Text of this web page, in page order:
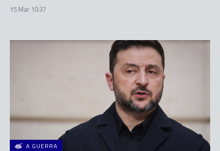
15 Mar 10:37
A GUERRA